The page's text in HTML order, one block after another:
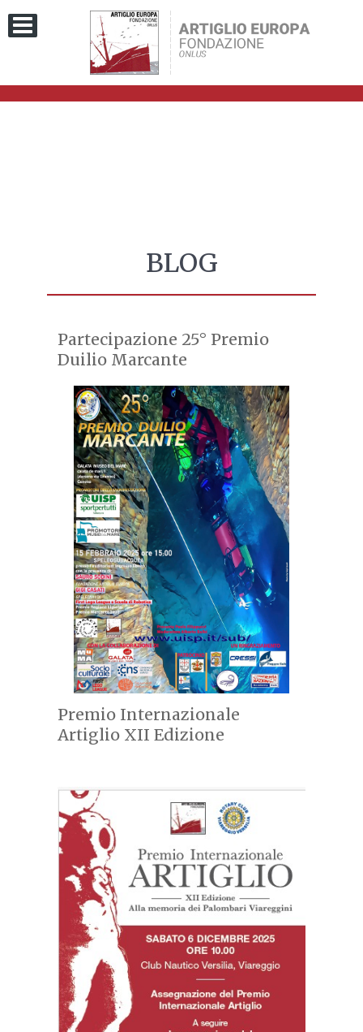
Sabato 22 ottobre 2022 ore 10:30
BLOG
Partecipazione 25° Premio
Duilio Marcante
Premio Internazionale
Artiglio XII Edizione